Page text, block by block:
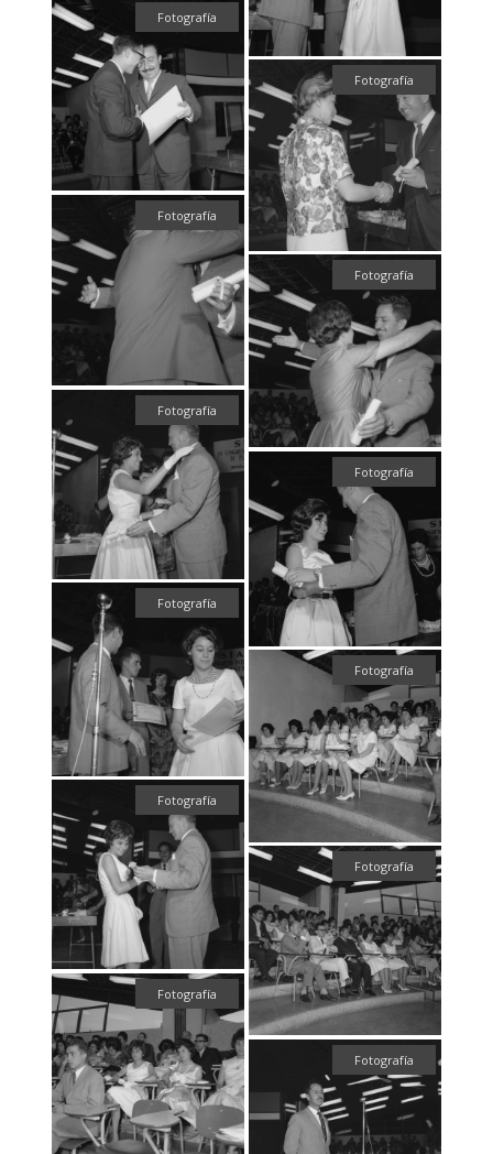
Fotografía
Fotografía
Fotografía
Fotografía
Fotografía
Fotografía
Fotografía
Fotografía
Fotografía
Fotografía
Fotografía
Fotografía